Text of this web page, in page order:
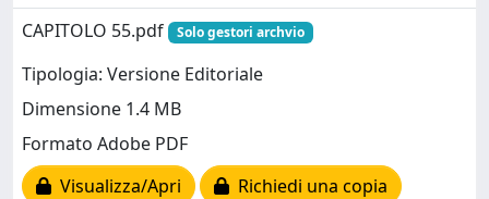
CAPITOLO 55.pdf
Solo gestori archvio
Tipologia: Versione Editoriale
Dimensione 1.4 MB
Formato Adobe PDF
Visualizza/Apri
Richiedi una copia